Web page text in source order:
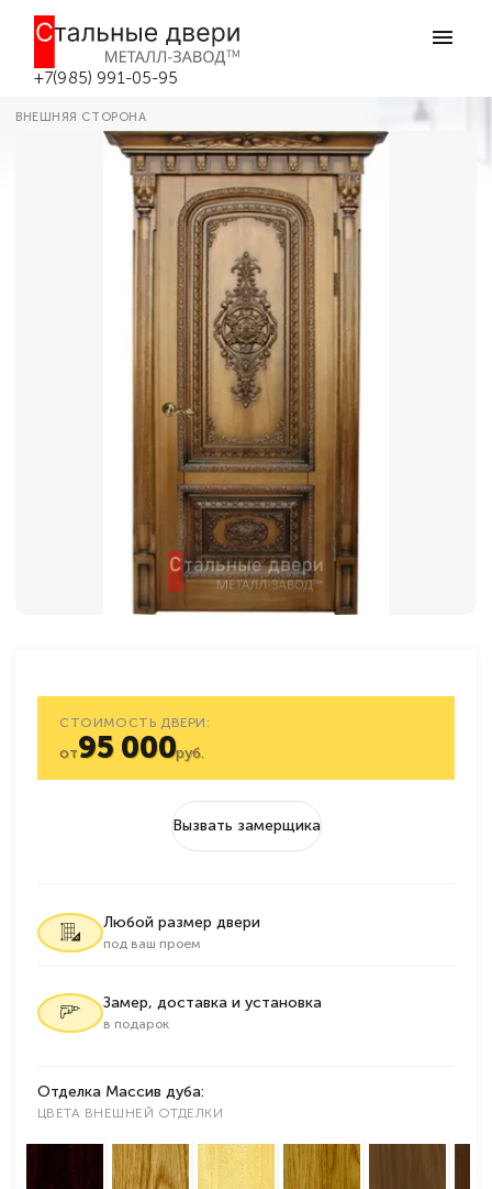
+7(985) 991-05-95
Металлическая дверь в парадную
№6 в Боровске
ВНЕШНЯЯ СТОРОНА
СТОИМОСТЬ ДВЕРИ:
от95 000руб.
Вызвать замерщика
Любой размер двери
под ваш проем
Замер, доставка и установка
в подарок
Отделка Массив дуба:
ЦВЕТА ВНЕШНЕЙ ОТДЕЛКИ